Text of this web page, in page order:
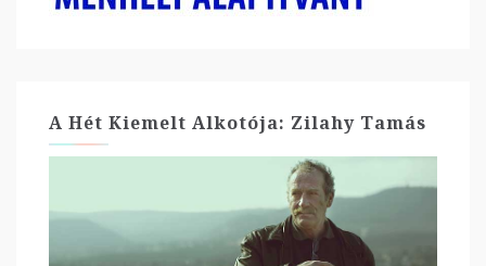
A Hét Kiemelt Alkotója: Zilahy Tamás